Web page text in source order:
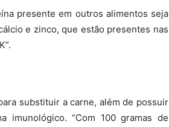
presente em outros alimentos seja
e zinco, que estão presentes nas
substituir a carne, além de possuir
imunológico. “Com 100 gramas de